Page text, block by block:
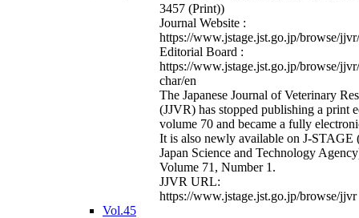
3457 (Print))
Journal Website :
https://www.jstage.jst.go.jp/browse/
Editorial Board :
https://www.jstage.jst.go.jp/browse/
char/en
The Japanese Journal of Veterinary
(JJVR) has stopped publishing a print
volume 70 and became a fully
It is also newly available on J-STAGE
Japan Science and Technology
Volume 71, Number 1.
JJVR URL:
https://www.jstage.jst.go.jp/browse/jjvr
Vol.45